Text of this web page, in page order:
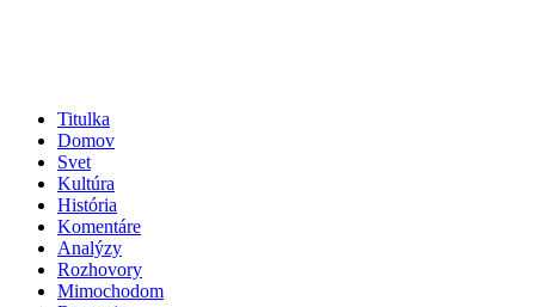
Titulka
Domov
Svet
Kultúra
História
Komentáre
Analýzy
Rozhovory
Mimochodom